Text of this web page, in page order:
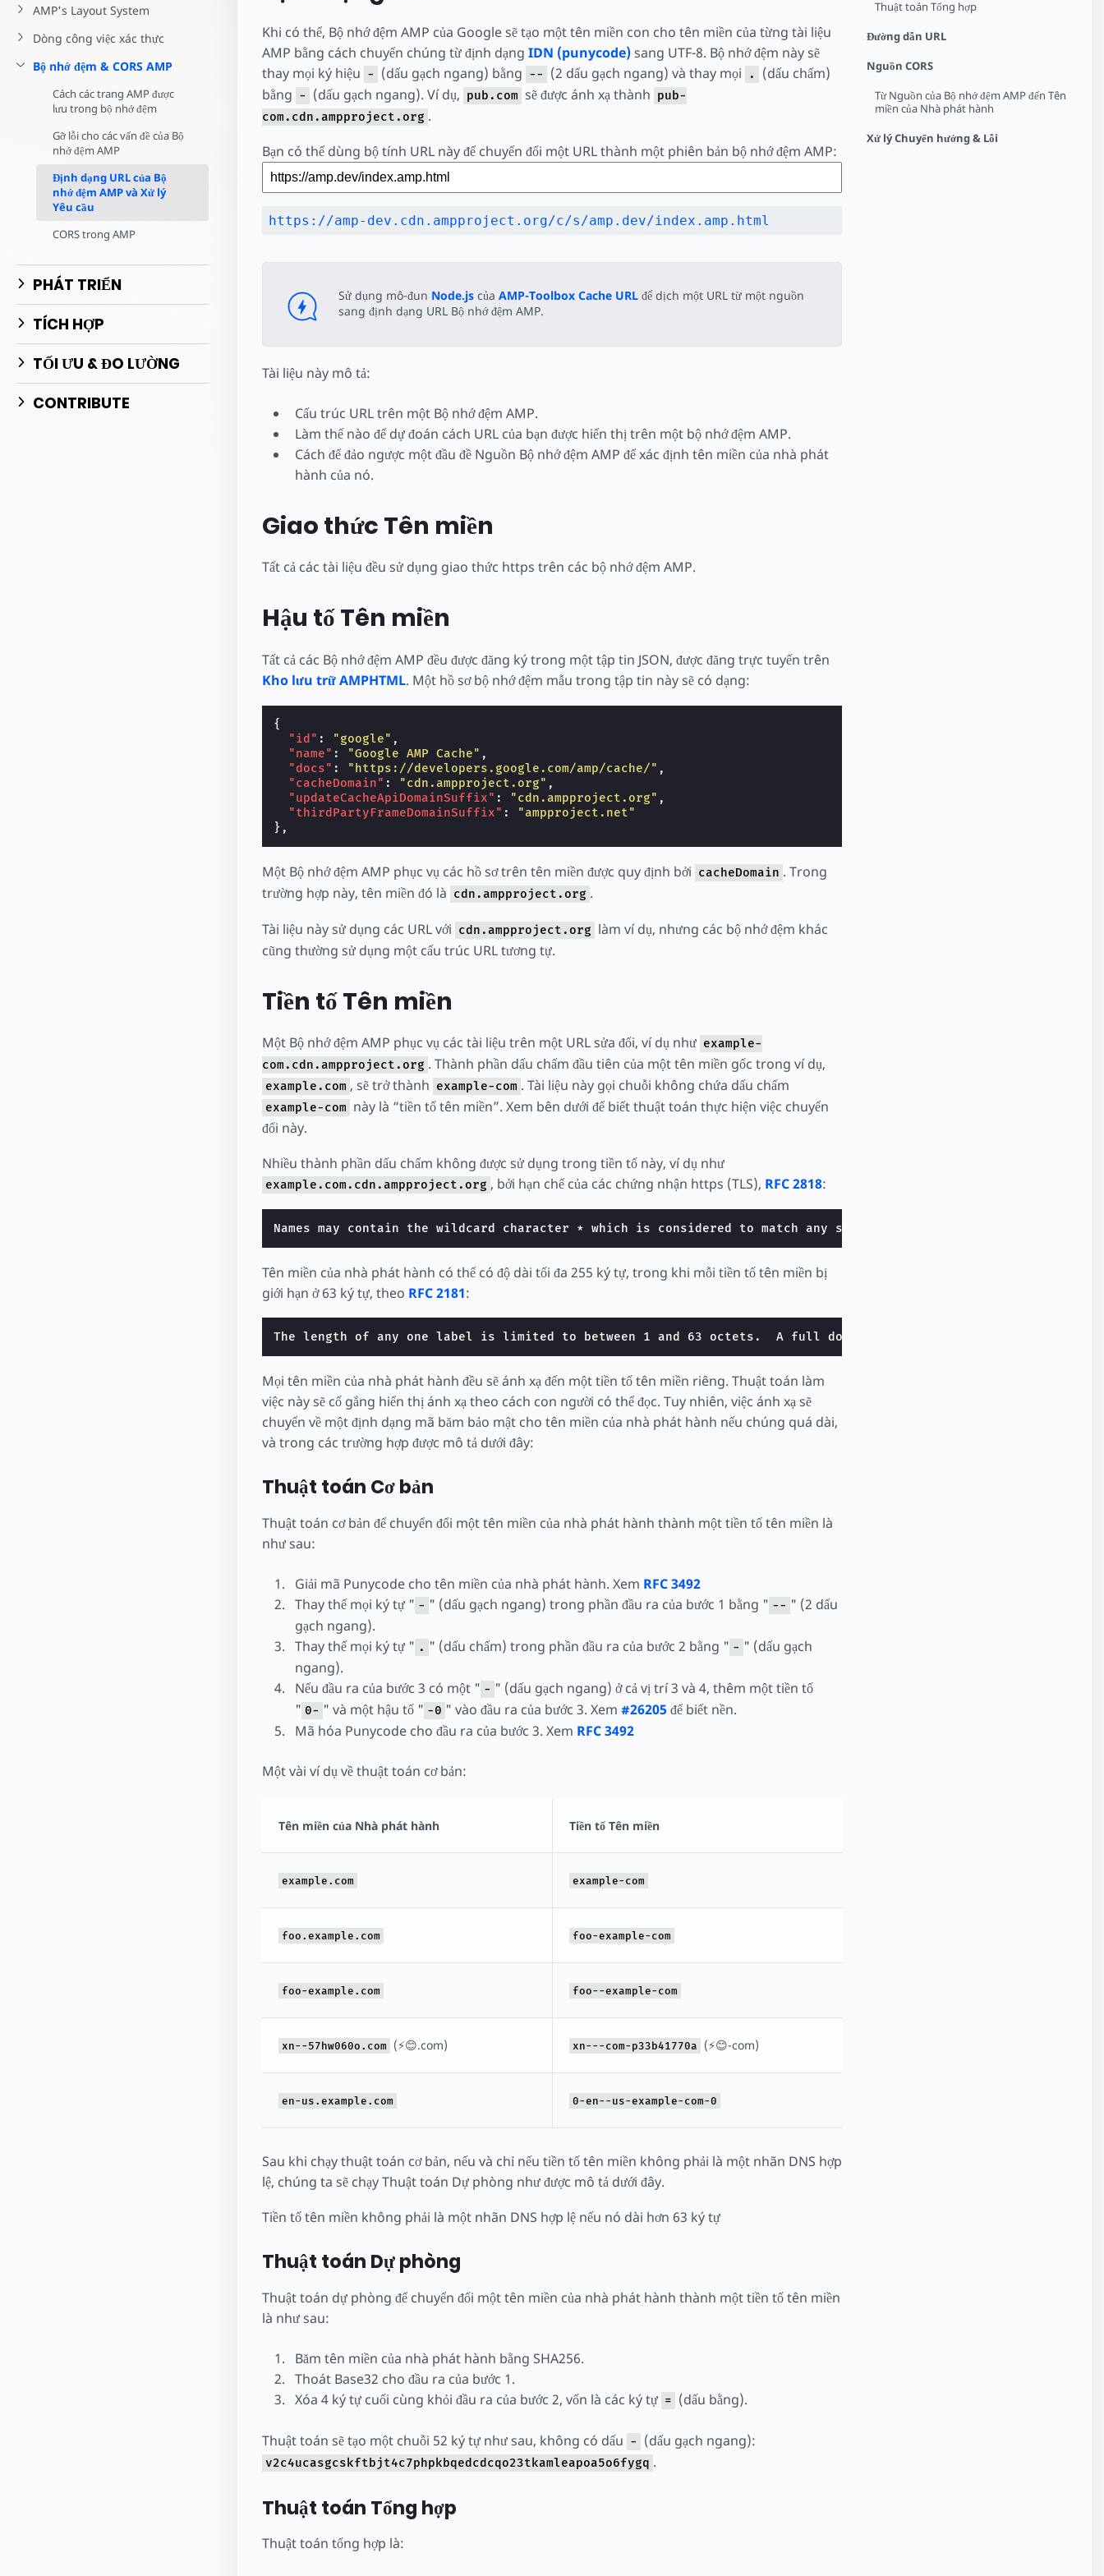
AMP's Layout System
Dòng công việc xác thực
Bộ nhớ đệm & CORS AMP
Cách các trang AMP được
lưu trong bộ nhớ đệm
Gỡ lỗi cho các vấn đề của Bộ
nhớ đệm AMP
Định dạng URL của Bộ
nhớ đệm AMP và Xử lý
Yêu cầu
CORS trong AMP
PHÁT TRIỂN
TÍCH HỢP
TỐI ƯU & ĐO LƯỜNG
CONTRIBUTE
Thuật toán Tổng hợp
Đường dẫn URL
Nguồn CORS
Từ Nguồn của Bộ nhớ đệm AMP đến Tên
miền của Nhà phát hành
Xử lý Chuyển hướng & Lỗi
Khi có thể, Bộ nhớ đệm AMP của Google sẽ tạo một tên miền con cho tên miền của từng tài liệu
AMP bằng cách chuyển chúng từ định dạng IDN (punycode)sang UTF-8. Bộ nhớ đệm này sẽ
thay mọi ký hiệu - (dấu gạch ngang) bằng -- (2 dấu gạch ngang) và thay mọi .
(dấu chấm)
bằng - (dấu gạch ngang). Ví dụ, pub.com sẽ được ánh xạ thành pub-
com.cdn.ampproject.org .
Bạn có thể dùng bộ tính URL này để chuyển đổi một URL thành một phiên bản bộ nhớ đệm AMP:
Sử dụng mô-đun Node.jscủa AMP-Toolbox Cache URLđể dịch một URL từ một nguồn
sang định dạng URL Bộ nhớ đệm AMP.
Tài liệu này mô tả:
Cấu trúc URL trên một Bộ nhớ đệm AMP.
Làm thế nào để dự đoán cách URL của bạn được hiển thị trên một bộ nhớ đệm AMP.
Cách để đảo ngược một đầu đề Nguồn Bộ nhớ đệm AMP để xác định tên miền của nhà phát
hành của nó.
Giao thức Tên miền
Tất cả các tài liệu đều sử dụng giao thức https trên các bộ nhớ đệm AMP.
Hậu tố Tên miền
Tất cả các Bộ nhớ đệm AMP đều được đăng ký trong một tập tin JSON, được đăng trực tuyến trên
Kho lưu trữ AMPHTML. Một hồ sơ bộ nhớ đệm mẫu trong tập tin này sẽ có dạng:
{
"id" : "google" ,
"name" : "Google AMP Cache" ,
"docs" : "https://developers.google.com/amp/cache/" ,
"cacheDomain" : "cdn.ampproject.org" ,
"updateCacheApiDomainSuffix" : "cdn.ampproject.org" ,
"thirdPartyFrameDomainSuffix" :
"ampproject.net"
},
Một Bộ nhớ đệm AMP phục vụ các hồ sơ trên tên miền được quy định bởi cacheDomain . Trong
trường hợp này, tên miền đó là cdn.ampproject.org .
Tài liệu này sử dụng các URL với cdn.ampproject.org làm ví dụ, nhưng các bộ nhớ đệm khác
cũng thường sử dụng một cấu trúc URL tương tự.
Tiền tố Tên miền
Một Bộ nhớ đệm AMP phục vụ các tài liệu trên một URL sửa đổi, ví dụ như example-
com.cdn.ampproject.org . Thành phần dấu chấm đầu tiên của một tên miền gốc trong ví dụ,
example.com , sẽ trở thành example-com . Tài liệu này gọi chuỗi không chứa dấu chấm
example-com này là “tiền tố tên miền”. Xem bên dưới để biết thuật toán thực hiện việc chuyển
đổi này.
Nhiều thành phần dấu chấm không được sử dụng trong tiền tố này, ví dụ như
example.com.cdn.ampproject.org , bởi hạn chế của các chứng nhận https (TLS), RFC 2818:
Names may contain the wildcard character * which is considered to match any single domain name component or
Tên miền của nhà phát hành có thể có độ dài tối đa 255 ký tự, trong khi mỗi tiền tố tên miền bị
giới hạn ở 63 ký tự, theo RFC 2181:
The length of any one label is limited to between 1 and 63 octets.  A full domain name is limited to 255
Mọi tên miền của nhà phát hành đều sẽ ánh xạ đến một tiền tố tên miền riêng. Thuật toán làm
việc này sẽ cố gắng hiển thị ánh xạ theo cách con người có thể đọc. Tuy nhiên, việc ánh xạ sẽ
chuyển về một định dạng mã băm bảo mật cho tên miền của nhà phát hành nếu chúng quá dài,
và trong các trường hợp được mô tả dưới đây:
Thuật toán Cơ bản
Thuật toán cơ bản để chuyển đổi một tên miền của nhà phát hành thành một tiền tố tên miền là
như sau:
Giải mã Punycode cho tên miền của nhà phát hành. Xem RFC 3492
Thay thế mọi ký tự " - " (dấu gạch ngang) trong phần đầu ra của bước 1 bằng " -- " (2 dấu
gạch ngang).
Thay thế mọi ký tự " . " (dấu chấm) trong phần đầu ra của bước 2 bằng " - " (dấu gạch
ngang).
Nếu đầu ra của bước 3 có một " - " (dấu gạch ngang) ở cả vị trí 3 và 4, thêm một tiền tố
" 0- " và một hậu tố " -0 " vào đầu ra của bước 3. Xem #26205để biết nền.
Mã hóa Punycode cho đầu ra của bước 3. Xem RFC 3492
Một vài ví dụ về thuật toán cơ bản:
Tên miền của Nhà phát hành Tiền tố Tên miền
example.com example-com
foo.example.com foo-example-com
foo-example.com foo--example-com
xn--57hw060o.com (⚡😊.com) xn---com-p33b41770a (⚡😊-com)
en-us.example.com 0-en--us-example-com-0
Sau khi chạy thuật toán cơ bản, nếu và chỉ nếu tiền tố tên miền không phải là một nhãn DNS hợp
lệ, chúng ta sẽ chạy Thuật toán Dự phòng như được mô tả dưới đây.
Tiền tố tên miền không phải là một nhãn DNS hợp lệ nếu nó dài hơn 63 ký tự
Thuật toán Dự phòng
Thuật toán dự phòng để chuyển đổi một tên miền của nhà phát hành thành một tiền tố tên miền
là như sau:
Băm tên miền của nhà phát hành bằng SHA256.
Thoát Base32 cho đầu ra của bước 1.
Xóa 4 ký tự cuối cùng khỏi đầu ra của bước 2, vốn là các ký tự = (dấu bằng).
Thuật toán sẽ tạo một chuỗi 52 ký tự như sau, không có dấu - (dấu gạch ngang):
v2c4ucasgcskftbjt4c7phpkbqedcdcqo23tkamleapoa5o6fygq .
Thuật toán Tổng hợp
Thuật toán tổng hợp là: